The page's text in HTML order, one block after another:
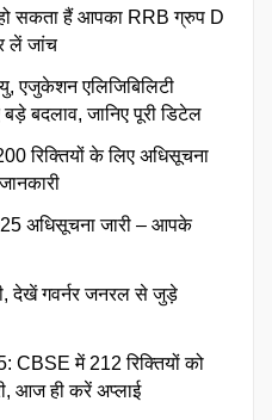
सकता हैं आपका RRB ग्रुप D
लें जांच
एजुकेशन एलिजिबिलिटी
बदलाव, जानिए पूरी डिटेल
रिक्तियों के लिए अधिसूचना
अधिसूचना जारी – आपके
देखें गवर्नर जनरल से जुड़े
में 212 रिक्तियों को
आज ही करें अप्लाई